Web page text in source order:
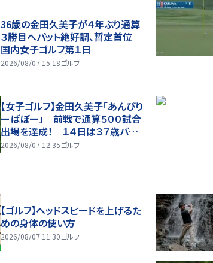
36歳の金田久美子が４年ぶり通算
３勝目へパット絶好調、暫定首位
国内女子ゴルフ第１日
2026/08/07 15:18ゴルフ
【女子ゴルフ】金田久美子「あんびり
ーばぼー」 前戦で通算５００試合
出場を達成！ １４日は３７歳バース
デー
2026/08/07 12:35ゴルフ
【ゴルフ】ヘッドスピードを上げるた
めの身体の使い方
2026/08/07 11:30ゴルフ